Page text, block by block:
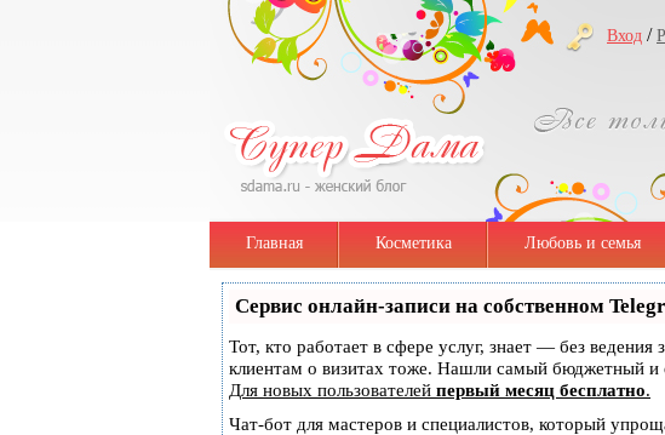
Вход /
Главная Косметика Любовь и семья
Сервис онлайн-записи на собственном
Тот, кто работает в сфере услуг, знает — без
клиентам о визитах тоже. Нашли самый бюджетный и
Для новых пользователей первый месяц бесплатно.
Чат-бот для мастеров и специалистов, который